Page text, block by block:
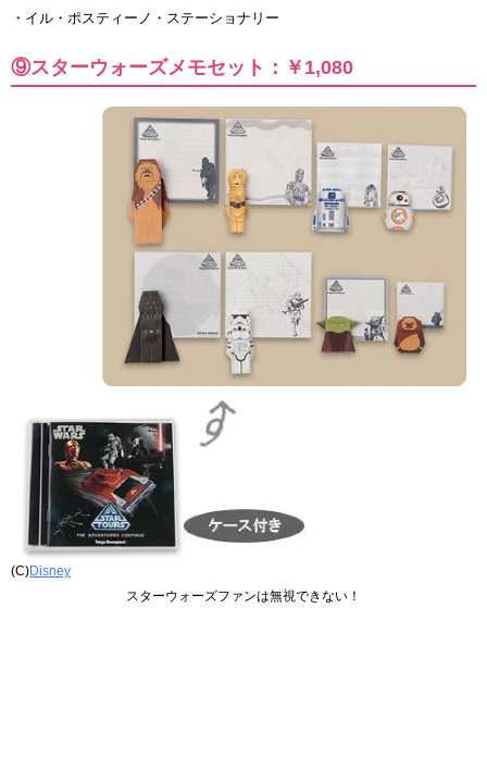
・イル・ポスティーノ・ステーショナリー
⑨スターウォーズメモセット：￥1,080
(C)Disney
スターウォーズファンは無視できない！